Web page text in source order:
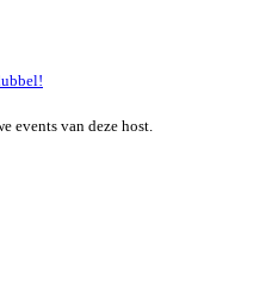
events van deze host.